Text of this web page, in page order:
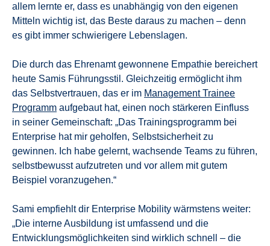
allem lernte er, dass es unabhängig von den eigenen
Mitteln wichtig ist, das Beste daraus zu machen – denn
es gibt immer schwierigere Lebenslagen.
Die durch das Ehrenamt gewonnene Empathie bereichert
heute Samis Führungsstil. Gleichzeitig ermöglicht ihm
das Selbstvertrauen, das er im Management Trainee
Programm aufgebaut hat, einen noch stärkeren Einfluss
in seiner Gemeinschaft: „Das Trainingsprogramm bei
Enterprise hat mir geholfen, Selbstsicherheit zu
gewinnen. Ich habe gelernt, wachsende Teams zu führen,
selbstbewusst aufzutreten und vor allem mit gutem
Beispiel voranzugehen.“
Sami empfiehlt dir Enterprise Mobility wärmstens weiter:
„Die interne Ausbildung ist umfassend und die
Entwicklungsmöglichkeiten sind wirklich schnell – die